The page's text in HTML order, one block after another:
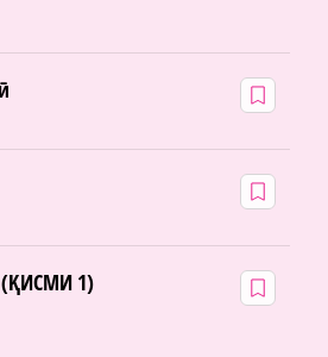
(ҚИСМИ 1)